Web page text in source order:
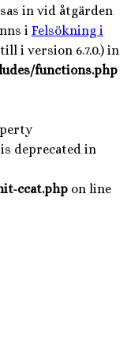
in vid åtgärden
i Felsökning i
i version 6.7.0.) in
functions.php
deprecated in
ccat.php on line